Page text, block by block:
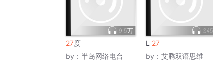
9.5万
27度
by： 半岛网络电台
345
L 27
by： 艾腾双语思维